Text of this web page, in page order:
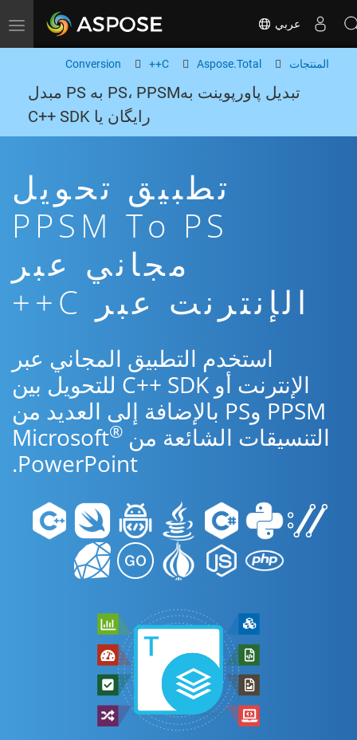
Toggle navigation عربي
المنتجات Aspose.Total
C++
Conversion
تبدیل پاورپوینت بهPS، PPSM به PS مبدل
رایگان یا C++ SDK
تطبيق تحويل
PPSM To PS
مجاني عبر
الإنترنت عبر C++
استخدم التطبيق المجاني عبر
الإنترنت أو C++ SDK للتحويل بين
PPSM وPS بالإضافة إلى العديد من
التنسيقات الشائعة من Microsoft ®
PowerPoint.